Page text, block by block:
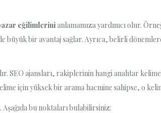
eğilimlerinianlamamıza yardımcı olur.
bir avantaj sağlar. Ayrıca, belirli
SEO ajansları, rakiplerinin hangi anahtar
için yüksek bir arama hacmine sahipse, o
bu noktaları bulabilirsiniz: